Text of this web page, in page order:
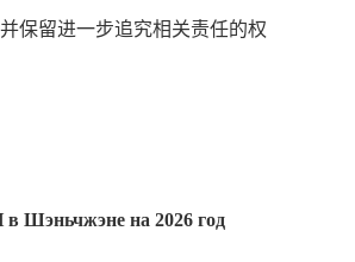
保留进一步追究相关责任的权
Шэньчжэне на 2026 год